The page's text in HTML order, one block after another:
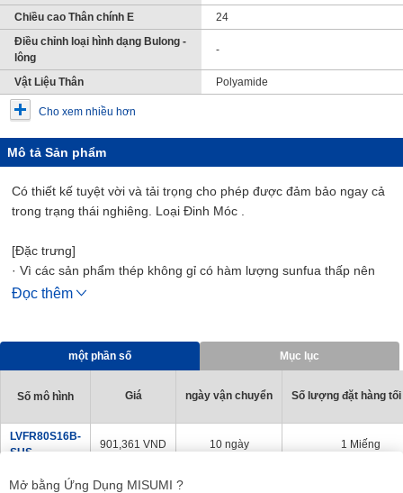
Chiều cao Thân chính E
24
Điều chỉnh loại hình dạng Bulong -
lông
-
Vật Liệu Thân Polyamide
Cho xem nhiều hơn
Mô tả Sản phẩm
Có thiết kế tuyệt vời và tải trọng cho phép được đảm bảo ngay cả
trong trạng thái nghiêng. Loại Đinh Móc .
[Đặc trưng]
· Vì các sản phẩm thép không gỉ có hàm lượng sunfua thấp nên
chúng phù hợp cho các ứng dụng mà sự ăn mòn do thời tiết là
Đọc thêm
một phần số Mục lục
Số mô hình Giá ngày vận chuyển Số lượng đặt hàng
LVFR80S16B-
SUS
901,361 VND 10 ngày 1 Miếng
Mở bằng Ứng Dụng MISUMI ?